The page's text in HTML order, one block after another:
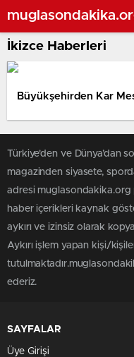
İkizce Haberleri
Büyükşehirden Kar
Türkiye'den ve Dünya’dan
magazinden siyasete,
adresi
haber içerikleri kaynak
aykırı ve izinsiz olarak
Aykırı işlem yapan kişi/
ederiz.
SAYFALAR
Üye Girişi